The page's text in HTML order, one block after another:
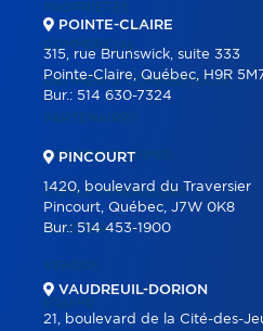
PROPRIÉTÉS
COMMERCIAL
BÂTIMENTS COMMERCIAUX
PARTENAIRES
NOS PROGRAMMES
OUTILS IMMOBILIERS
ACHETER
VENDRE
ÉQUIPE
POINTE-CLAIRE
315, rue Brunswick, suite 333
Pointe-Claire, Québec, H9R
Bur.: 514 630-7324
PINCOURT
1420, boulevard du Traversier
Pincourt, Québec, J7W 0K8
Bur.:514 453-1900
VAUDREUIL-DORION
21, boulevard de la Cité-des-